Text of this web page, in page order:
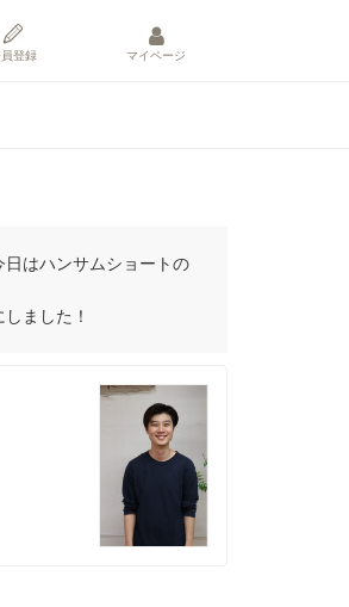
登録 マイページ
はハンサムショートの
ました！